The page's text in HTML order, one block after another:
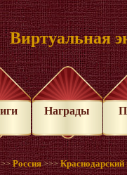
Виртуальная
Награды
Россия >>>Краснодарский